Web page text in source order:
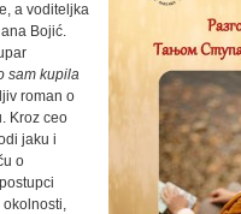
a voditeljka
Bojić.
sam kupila
roman o
Kroz ceo
jaku i
o